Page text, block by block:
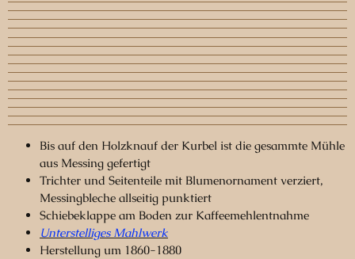
Bis auf den Holzknauf der Kurbel ist die gesammte Mühle
aus Messing gefertigt
Trichter und Seitenteile mit Blumenornament verziert,
Messingbleche allseitig punktiert
Schiebeklappe am Boden zur Kaffeemehlentnahme
Unterstelliges Mahlwerk
Herstellung um 1860-1880